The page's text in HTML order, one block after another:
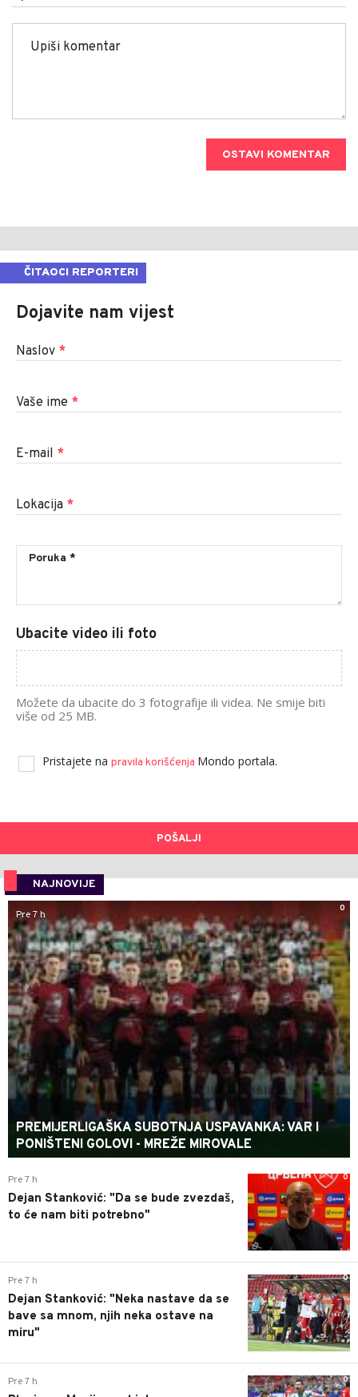
OSTAVI KOMENTAR
ČITAOCI REPORTERI
Dojavite nam vijest
Naslov *
Vaše ime *
E-mail *
Lokacija *
Ubacite video ili foto
Možete da ubacite do 3 fotografije ili videa. Ne smije biti
više od 25 MB.
Pristajete na pravila korišćenja Mondo portala.
POŠALJI
NAJNOVIJE
0
Pre 7 h
PREMIJERLIGAŠKA SUBOTNJA USPAVANKA: VAR I
PONIŠTENI GOLOVI - MREŽE MIROVALE
0
Pre 7 h
Dejan Stanković: "Da se bude zvezdaš,
to će nam biti potrebno"
0
Pre 7 h
Dejan Stanković: "Neka nastave da se
bave sa mnom, njih neka ostave na
miru"
0
Pre 7 h